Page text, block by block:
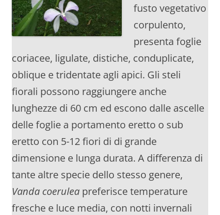
fusto vegetativo
corpulento,
presenta foglie
coriacee, ligulate, distiche, conduplicate,
oblique e tridentate agli apici. Gli steli
fiorali possono raggiungere anche
lunghezze di 60 cm ed escono dalle ascelle
delle foglie a portamento eretto o sub
eretto con 5-12 fiori di di grande
dimensione e lunga durata. A differenza di
tante altre specie dello stesso genere,
Vanda coerulea preferisce temperature
fresche e luce media, con notti invernali